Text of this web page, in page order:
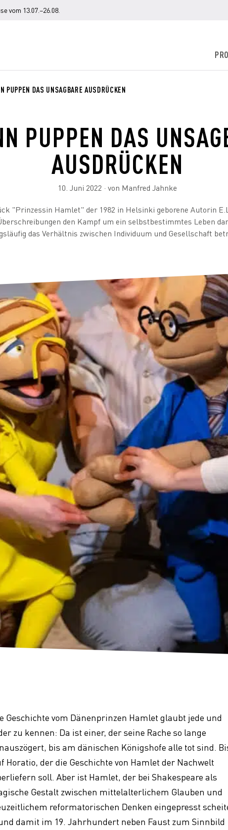
vom 13.07.–26.08.
PUPPEN DAS UNSAGBARE AUSDRÜCKEN
PUPPEN DAS
AUSDRÜCKEN
10. Juni 2022 · von Manfred Jahnke
"Prinzessin Hamlet" der 1982 in Helsinki geborene Autorin
den Kampf um ein selbstbestimmtes Leben
das Verhältnis zwischen Individuum und Gesellschaft
Geschichte vom Dänenprinzen Hamlet glaubt jede und
zu kennen: Da ist einer, der seine Rache so lange
bis am dänischen Königshofe alle tot sind.
Horatio, der die Geschichte von Hamlet der Nachwelt
soll. Aber ist Hamlet, der bei Shakespeare als
Gestalt zwischen mittelalterlichem Glauben und
reformatorischen Denken eingepresst
damit im 19. Jahrhundert neben Faust zum Sinnbild